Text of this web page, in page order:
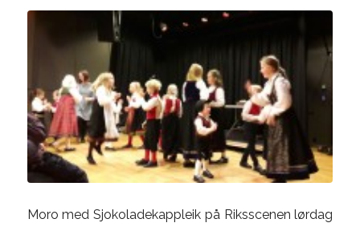
Moro med Sjokoladekappleik på Riksscenen lørdag